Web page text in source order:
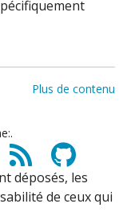
Plus de contenu
déposés, les
de ceux qui